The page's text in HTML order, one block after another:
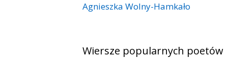
Agnieszka Wolny-Hamkało
Wiersze popularnych poetów